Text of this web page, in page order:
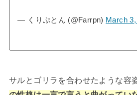
— くりぷとん (@Farrpn) March
サルとゴリラを合わせたような容